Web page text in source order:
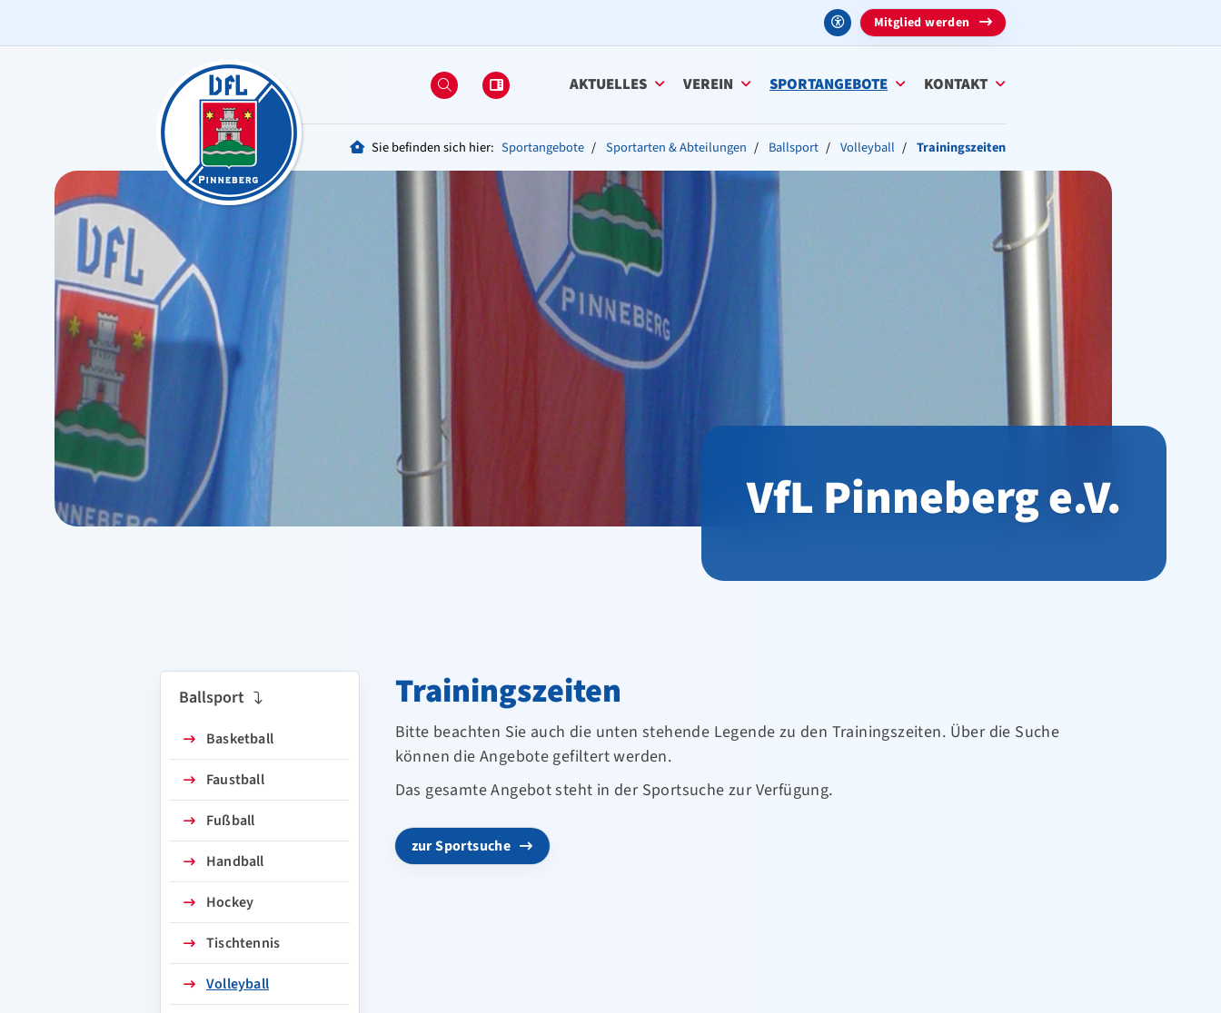
Mitglied werden
AKTUELLES VEREIN SPORTANGEBOTE KONTAKT
Sie befinden sich hier: Sportangebote Sportarten & Abteilungen Ballsport Volleyball Trainingszeiten
VfL Pinneberg e.V.
Trainingszeiten
Bitte beachten Sie auch die unten stehende Legende zu den Trainingszeiten. Über die Suche
können die Angebote gefiltert werden.
Das gesamte Angebot steht in der Sportsuche zur Verfügung.
zur Sportsuche
Ballsport
Basketball
Faustball
Fußball
Handball
Hockey
Tischtennis
Volleyball